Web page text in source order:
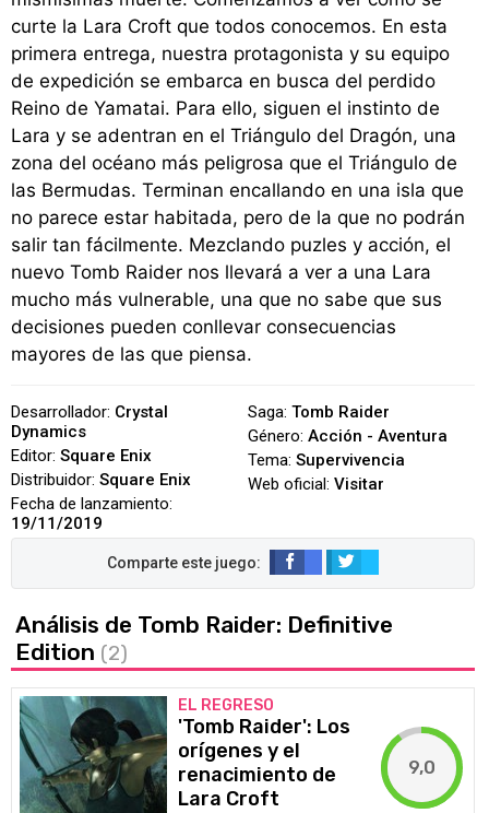
curte la Lara Croft que todos conocemos. En esta
primera entrega, nuestra protagonista y su equipo
de expedición se embarca en busca del perdido
Reino de Yamatai. Para ello, siguen el instinto de
Lara y se adentran en el Triángulo del Dragón, una
zona del océano más peligrosa que el Triángulo de
las Bermudas. Terminan encallando en una isla que
no parece estar habitada, pero de la que no podrán
salir tan fácilmente. Mezclando puzles y acción, el
nuevo Tomb Raider nos llevará a ver a una Lara
mucho más vulnerable, una que no sabe que sus
decisiones pueden conllevar consecuencias
mayores de las que piensa.
Desarrollador: Crystal
Dynamics
Editor: Square Enix
Distribuidor: Square Enix
Fecha de lanzamiento:
19/11/2019
Saga: Tomb Raider
Género: Acción - Aventura
Tema: Supervivencia
Web oficial: Visitar
Análisis de Tomb Raider: Definitive
Edition (2)
EL REGRESO
'Tomb Raider': Los
orígenes y el
renacimiento de
Lara Croft
9,0